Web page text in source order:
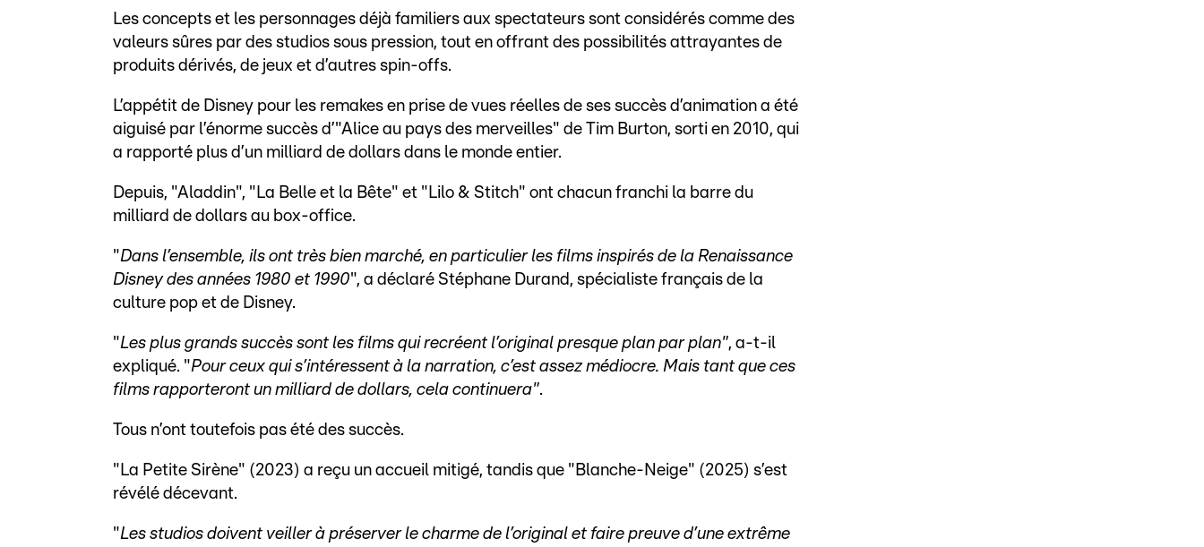
Les concepts et les personnages déjà familiers aux spectateurs sont considérés comme des
valeurs sûres par des studios sous pression, tout en offrant des possibilités attrayantes de
produits dérivés, de jeux et d’autres spin-offs.
L’appétit de Disney pour les remakes en prise de vues réelles de ses succès d’animation a été
aiguisé par l’énorme succès d’"Alice au pays des merveilles" de Tim Burton, sorti en 2010, qui
a rapporté plus d’un milliard de dollars dans le monde entier.
Depuis, "Aladdin", "La Belle et la Bête" et "Lilo & Stitch" ont chacun franchi la barre du
milliard de dollars au box-office.
"Dans l’ensemble, ils ont très bien marché, en particulier les films inspirés de la Renaissance
Disney des années 1980 et 1990", a déclaré Stéphane Durand, spécialiste français de la
culture pop et de Disney.
"Les plus grands succès sont les films qui recréent l’original presque plan par plan", a-t-il
expliqué. "Pour ceux qui s’intéressent à la narration, c’est assez médiocre. Mais tant que ces
films rapporteront un milliard de dollars, cela continuera".
Tous n’ont toutefois pas été des succès.
"La Petite Sirène" (2023) a reçu un accueil mitigé, tandis que "Blanche-Neige" (2025) s’est
révélé décevant.
"Les studios doivent veiller à préserver le charme de l’original et faire preuve d’une extrême